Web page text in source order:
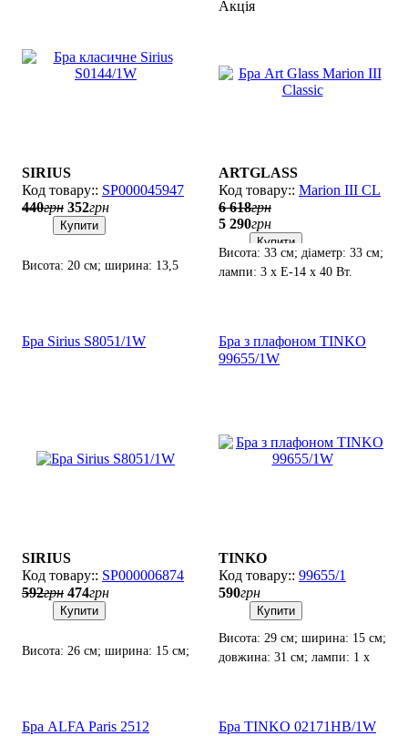
SIRIUS
SP000045947
440грн 352грн
Купити
Висота: 20 см; ширина: 13,5
Акція
ARTGLASS
Marion III CL
6 618грн
5 290грн
Купити
Висота: 33 см; діаметр: 33 см;
лампи: 3 х Е-14 х 40 Вт.
Бра Sirius S8051/1W
SIRIUS
SP000006874
592грн 474грн
Купити
Висота: 26 см; ширина: 15 см;
Бра з плафоном TINKO
99655/1W
TINKO
99655/1
590грн
Купити
Висота: 29 см; ширина: 15 см;
довжина: 31 см; лампи: 1 х
Бра ALFA Paris 2512 Бра TINKO 02171HB/1W